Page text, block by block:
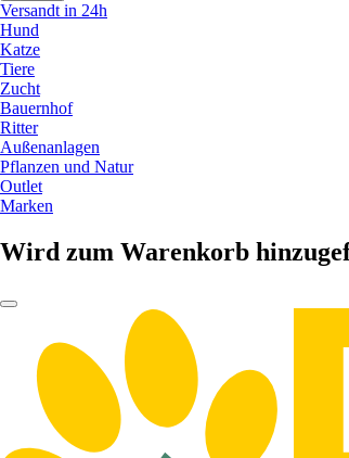
Versandt in 24h
Hund
Katze
Tiere
Zucht
Bauernhof
Ritter
Außenanlagen
Pflanzen und Natur
Outlet
Marken
Wird zum Warenkorb